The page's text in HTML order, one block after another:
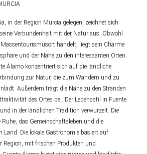
in der Region Murcia gelegen, zeichnet sich
Verbundenheit mit der Natur aus. Obwohl
handelt, liegt sein Charme
und der Nähe zu den interessanten Orten.
Álamo konzentriert sich auf die ländliche
zur Natur, die zum Wandern und zu
Außerdem trägt die Nähe zu den Stränden
des Ortes bei. Der Lebensstil in Fuente
in der ländlichen Tradition verwurzelt. Die
Ruhe, das Gemeinschaftsleben und die
Land. Die lokale Gastronomie basiert auf
Region, mit frischen Produkten und